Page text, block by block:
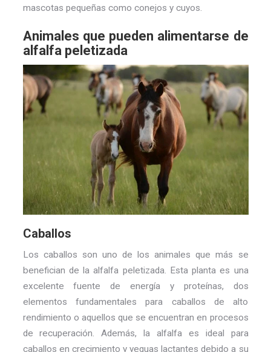
mascotas pequeñas como conejos y cuyos.
Animales que pueden alimentarse de
alfalfa peletizada
Caballos
Los caballos son uno de los animales que más se
benefician de la alfalfa peletizada. Esta planta es una
excelente fuente de energía y proteínas, dos
elementos fundamentales para caballos de alto
rendimiento o aquellos que se encuentran en procesos
de recuperación. Además, la alfalfa es ideal para
caballos en crecimiento y yeguas lactantes debido a su